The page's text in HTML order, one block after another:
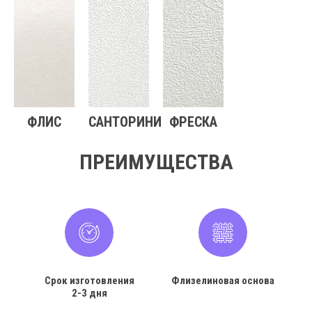
ФЛИС САНТОРИНИ ФРЕСКА
ПРЕИМУЩЕСТВА
Срок изготовления
2-3 дня
Флизелиновая основа